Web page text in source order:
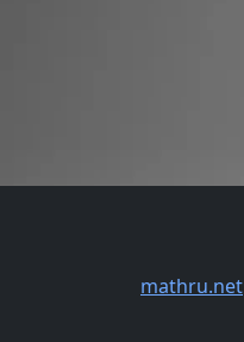
mathru.net